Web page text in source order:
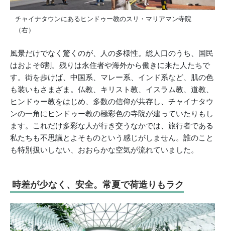
チャイナタウンにあるヒンドゥー教のスリ・マリアマン寺院
（右）
風景だけでなく驚くのが、人の多様性。総人口のうち、国民
はおよそ6割。残りは永住者や海外から働きに来た人たちで
す。街を歩けば、中国系、マレー系、インド系など、肌の色
も装いもさまざま。仏教、キリスト教、イスラム教、道教、
ヒンドゥー教をはじめ、多数の信仰が共存し、チャイナタウ
ンの一角にヒンドゥー教の極彩色の寺院が建っていたりもし
ます。これだけ多彩な人が行き交うなかでは、旅行者である
私たちも不思議とよそものという感じがしません。誰のこと
も特別扱いしない、おおらかな空気が流れていました。
時差が少なく、安全。常夏で荷造りもラク